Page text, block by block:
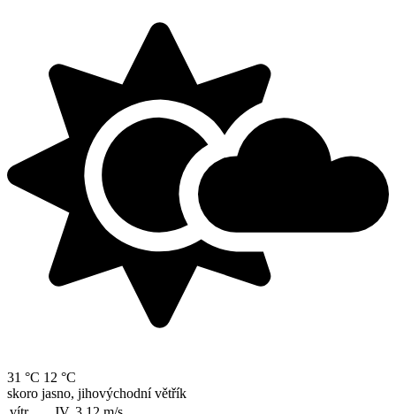
31 °C 12 °C
skoro jasno, jihovýchodní větřík